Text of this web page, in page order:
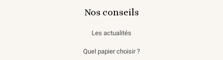
Nos conseils
Les actualités
Quel papier choisir ?